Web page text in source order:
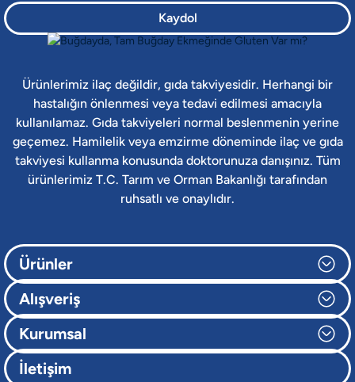
Kaydol
Ürünlerimiz ilaç değildir, gıda takviyesidir. Herhangi bir
hastalığın önlenmesi veya tedavi edilmesi amacıyla
kullanılamaz. Gıda takviyeleri normal beslenmenin yerine
geçemez. Hamilelik veya emzirme döneminde ilaç ve gıda
takviyesi kullanma konusunda doktorunuza danışınız. Tüm
ürünlerimiz T.C. Tarım ve Orman Bakanlığı tarafından
ruhsatlı ve onaylıdır.
Ürünler
Alışveriş
Kurumsal
İletişim